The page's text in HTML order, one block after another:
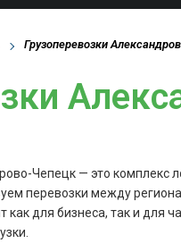
Грузоперевозки
Чепецк — это комплекс
перевозки между
как для бизнеса, так и